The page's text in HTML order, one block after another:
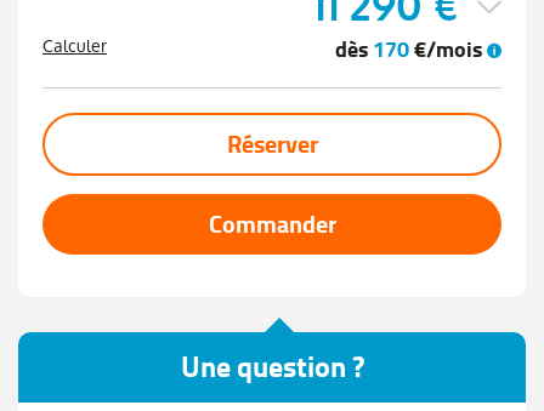
Calculer dès170€/mois
Réserver
Commander
Une question ?